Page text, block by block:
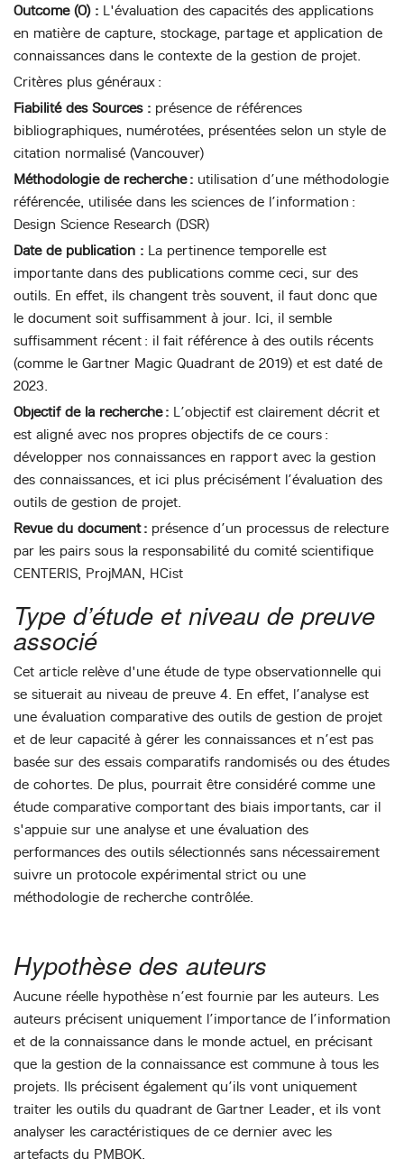
Outcome (O) : L'évaluation des capacités des applications
en matière de capture, stockage, partage et application de
connaissances dans le contexte de la gestion de projet.
Critères plus généraux :
Fiabilité des Sources : présence de références
bibliographiques, numérotées, présentées selon un style de
citation normalisé (Vancouver)
Méthodologie de recherche : utilisation d’une méthodologie
référencée, utilisée dans les sciences de l’information :
Design Science Research (DSR)
Date de publication : La pertinence temporelle est
importante dans des publications comme ceci, sur des
outils. En effet, ils changent très souvent, il faut donc que
le document soit suffisamment à jour. Ici, il semble
suffisamment récent : il fait référence à des outils récents
(comme le Gartner Magic Quadrant de 2019) et est daté de
2023.
Objectif de la recherche : L’objectif est clairement décrit et
est aligné avec nos propres objectifs de ce cours :
développer nos connaissances en rapport avec la gestion
des connaissances, et ici plus précisément l’évaluation des
outils de gestion de projet.
Revue du document : présence d’un processus de relecture
par les pairs sous la responsabilité du comité scientifique
CENTERIS, ProjMAN, HCist
Type d’étude et niveau de preuve
associé
Cet article relève d'une étude de type observationnelle qui
se situerait au niveau de preuve 4. En effet, l’analyse est
une évaluation comparative des outils de gestion de projet
et de leur capacité à gérer les connaissances et n’est pas
basée sur des essais comparatifs randomisés ou des études
de cohortes. De plus, pourrait être considéré comme une
étude comparative comportant des biais importants, car il
s'appuie sur une analyse et une évaluation des
performances des outils sélectionnés sans nécessairement
suivre un protocole expérimental strict ou une
méthodologie de recherche contrôlée.
Hypothèse des auteurs
Aucune réelle hypothèse n’est fournie par les auteurs. Les
auteurs précisent uniquement l’importance de l’information
et de la connaissance dans le monde actuel, en précisant
que la gestion de la connaissance est commune à tous les
projets. Ils précisent également qu’ils vont uniquement
traiter les outils du quadrant de Gartner Leader, et ils vont
analyser les caractéristiques de ce dernier avec les
artefacts du PMBOK.